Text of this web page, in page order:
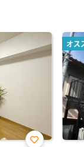
オス